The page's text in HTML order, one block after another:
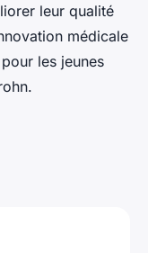
leur qualité
médicale
les jeunes